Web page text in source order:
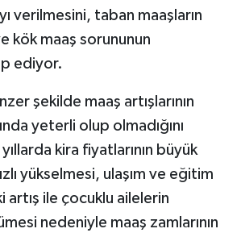
verilmesini, taban maaşların
kök maaş sorununun
ediyor.
şekilde maaş artışlarının
yeterli olup olmadığını
kira fiyatlarının büyük
yükselmesi, ulaşım ve eğitim
artış ile çocuklu ailelerin
nedeniyle maaş zamlarının